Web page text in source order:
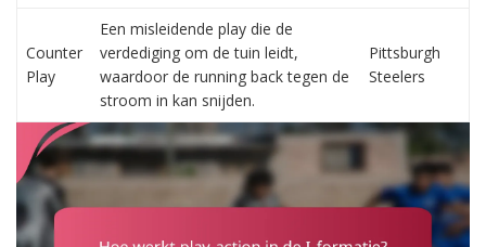
Counter
Play
Een misleidende play die de
verdediging om de tuin leidt,
waardoor de running back tegen de
stroom in kan snijden.
Pittsburgh
Steelers